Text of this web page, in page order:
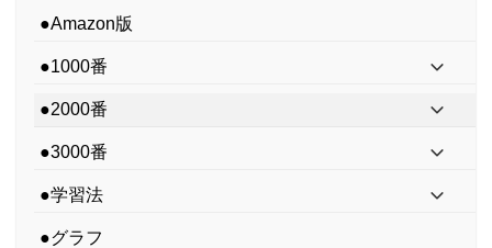
●Amazon版
●1000番
●2000番
●3000番
●学習法
●グラフ